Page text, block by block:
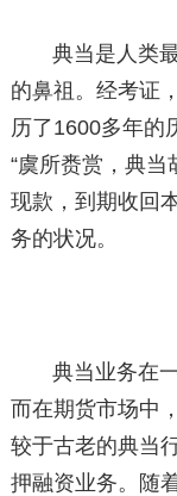
典当是人类
的鼻祖。经考证
历了1600多年的
“虞所赉赏，典当
现款，到期收回
务的状况。
典当业务在
而在期货市场中
较于古老的典当
押融资业务。随